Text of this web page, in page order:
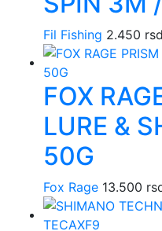
Fil Fishing 2.450 rsd
FOX
LURE &
50G
Fox Rage 13.500